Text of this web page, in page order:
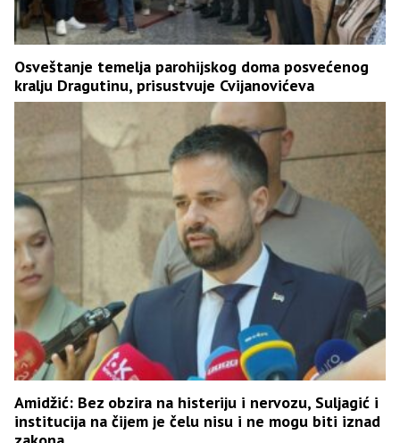
Osveštanje temelja parohijskog doma posvećenog
kralju Dragutinu, prisustvuje Cvijanovićeva
Amidžić: Bez obzira na histeriju i nervozu, Suljagić i
institucija na čijem je čelu nisu i ne mogu biti iznad